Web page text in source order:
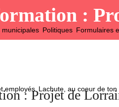
municipales Politiques Formulaires
employés Lachute, au coeur de ton
:
: Projet de